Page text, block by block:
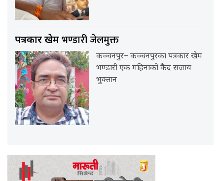
पत्रकार खेमभण्डारी जेलमुक्त
कञ्चनपुर– कञ्चनपुरका पत्रकार खेम
भण्डारी एक महिनाको कैद सजाय
भुक्तान